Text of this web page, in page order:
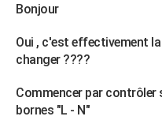
Bonjour
Oui , c'est effectivement
changer ????
Commencer par contrôler
bornes "L - N"